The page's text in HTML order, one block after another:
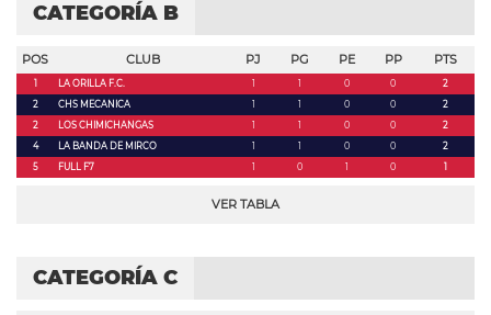
CATEGORÍA B
POS CLUB PJ PG PE PP PTS
1 LA ORILLA F.C. 1 1 0 0
2
2
CHS MECANICA 1 1 0 0
2
2
LOS CHIMICHANGAS 1 1 0 0
2
4
LA BANDA DE MIRCO 1 1 0 0
2
5
FULL F7 1 0 1 0 1
VER TABLA
CATEGORÍA C